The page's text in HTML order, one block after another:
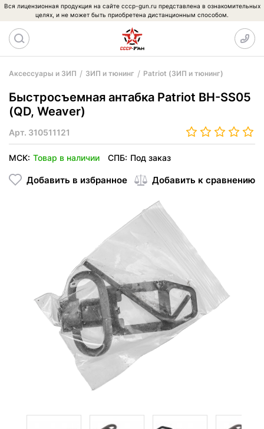
Вся лицензионная продукция на сайте cccp-gun.ru представлена в ознакомительных
целях, и не может быть приобретена дистанционным способом.
Аксессуары и ЗИП ЗИП и тюнинг Patriot (ЗИП и тюнинг)
Быстросъемная антабка Patriot BH-SS05
(QD, Weaver)
Арт. 310511121
МСК: Товар в наличии СПБ: Под заказ
Добавить в избранное Добавить к сравнению